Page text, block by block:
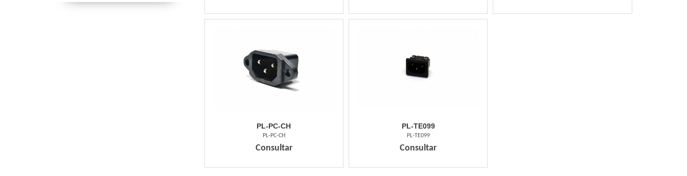
PL-PC-CH
PL-PC-CH
Consultar
PL-TE099
PL-TE099
Consultar